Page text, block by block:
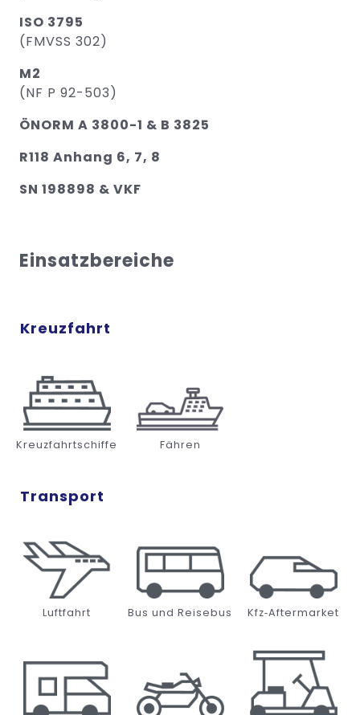
ISO 3795
(FMVSS 302)
M2
(NF P 92-503)
ÖNORM A 3800-1 & B 3825
R118 Anhang 6, 7, 8
SN 198898 & VKF
Einsatzbereiche
Kreuzfahrt
Kreuzfahrtschiffe Fähren
Transport
Luftfahrt Bus und Reisebus Kfz‑Aftermarket